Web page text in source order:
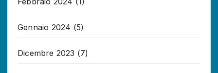
Gennaio 2024 (5)
Dicembre 2023 (7)